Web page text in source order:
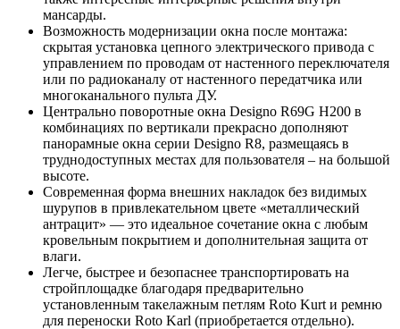
мансарды.
Возможность модернизации окна после монтажа:
скрытая установка цепного электрического привода с
управлением по проводам от настенного переключателя
или по радиоканалу от настенного передатчика или
многоканального пульта ДУ.
Центрально поворотные окна Designo R69G H200 в
комбинациях по вертикали прекрасно дополняют
панорамные окна серии Designo R8, размещаясь в
труднодоступных местах для пользователя – на большой
высоте.
Современная форма внешних накладок без видимых
шурупов в привлекательном цвете «металлический
антрацит» — это идеальное сочетание окна с любым
кровельным покрытием и дополнительная защита от
влаги.
Легче, быстрее и безопаснее транспортировать на
стройплощадке благодаря предварительно
установленным такелажным петлям Roto Kurt и ремню
для переноски Roto Karl (приобретается отдельно).